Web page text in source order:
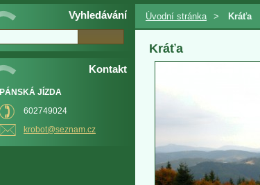
Vyhledávání
Kontakt
PÁNSKÁ JÍZDA
602749024
krobot@seznam.cz
Úvodní stránka > Kráťa
Kráťa